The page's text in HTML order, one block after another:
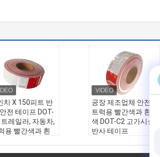
치 X 150피트 반
전 테이프 DOT-
트레일러, 자동차,
용 빨간색과 흰
공장 제조업체 안전
트럭용 빨간색과 흰
색 DOT-C2 고가시성
반사 테이프